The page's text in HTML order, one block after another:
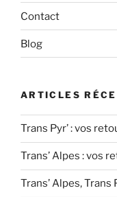
Contact
Blog
ARTICLES
Trans Pyr’ : vos
Trans’ Alpes : vos
Trans’ Alpes, Trans